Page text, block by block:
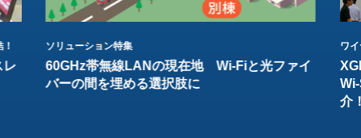
レ
ソリューション特集
60GHz帯無線LANの現在地 Wi-Fiと光ファイ
バーの間を埋める選択肢に
ワ
介